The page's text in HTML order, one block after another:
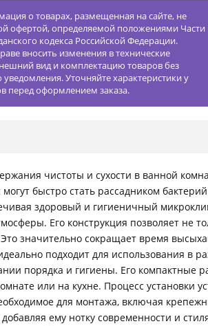
о товарах, размещенная на сайте, не
офертой, определяемой положениями Части
кодекса Российской Федерации.
вносить изменения в технические
вид и комплектацию товаров без
уведомления. Уточняйте характеристики у
перед оформлением заказа.
чистоты и сухости в ванной
быстро стать рассадником
здоровый и гигиеничный
Его конструкция позволяет не
Это значительно сокращает время
подходит для использования в
порядка и гигиены. Его компактные
или на кухне. Процесс установки
для монтажа, включая
ему нотку современности и